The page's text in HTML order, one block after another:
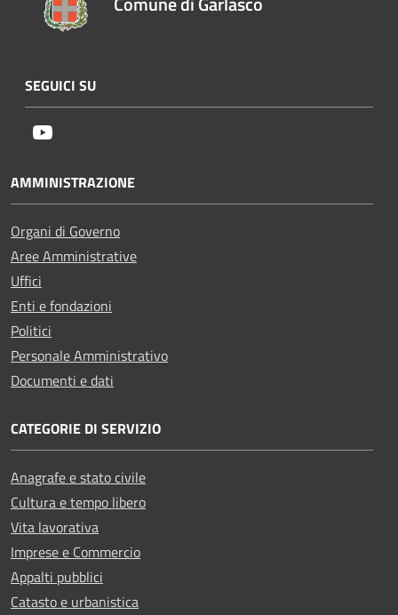
SEGUICI SU
AMMINISTRAZIONE
Organi di Governo
Aree Amministrative
Uffici
Enti e fondazioni
Politici
Personale Amministrativo
Documenti e dati
CATEGORIE DI SERVIZIO
Anagrafe e stato civile
Cultura e tempo libero
Vita lavorativa
Imprese e Commercio
Appalti pubblici
Catasto e urbanistica